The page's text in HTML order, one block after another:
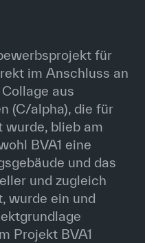
für
im Anschluss an
aus
(C/alpha), die für
wurde, blieb am
BVA1 eine
und das
und zugleich
wurde ein und
Projekt BVA1